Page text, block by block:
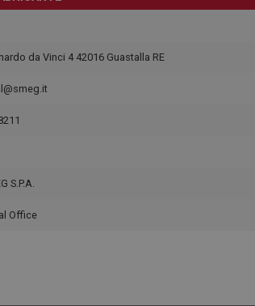
da Vinci 4 42016 Guastalla RE
S.P.A.
Office